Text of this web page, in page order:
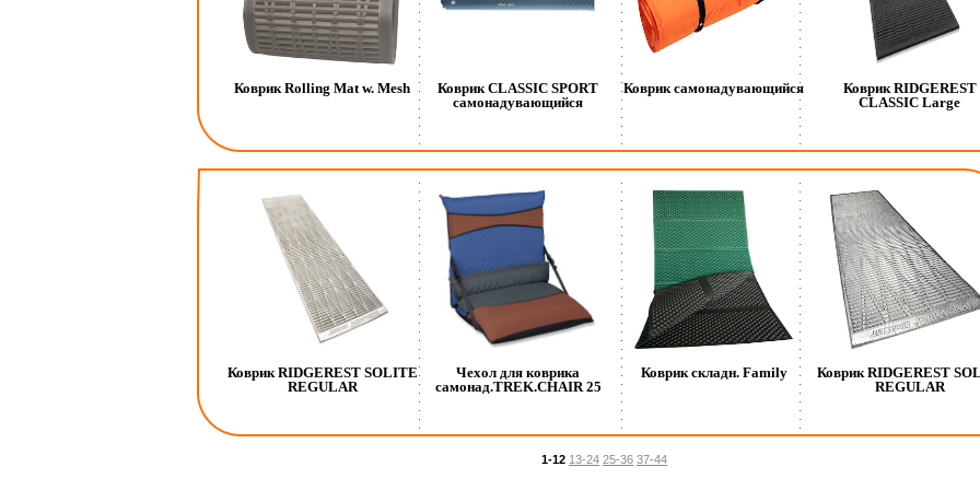
Коврик Rolling Mat w. Mesh
Коврик CLASSIC SPORT
самонадувающийся
Коврик самонадувающийся
Коврик RIDGEREST
CLASSIC Large
Коврик RIDGEREST SOLITE
REGULAR
Чехол для коврика
самонад.TREK.CHAIR 25
Коврик складн. Family
Коврик RIDGEREST
REGULAR
1-12 13-24 25-36 37-44